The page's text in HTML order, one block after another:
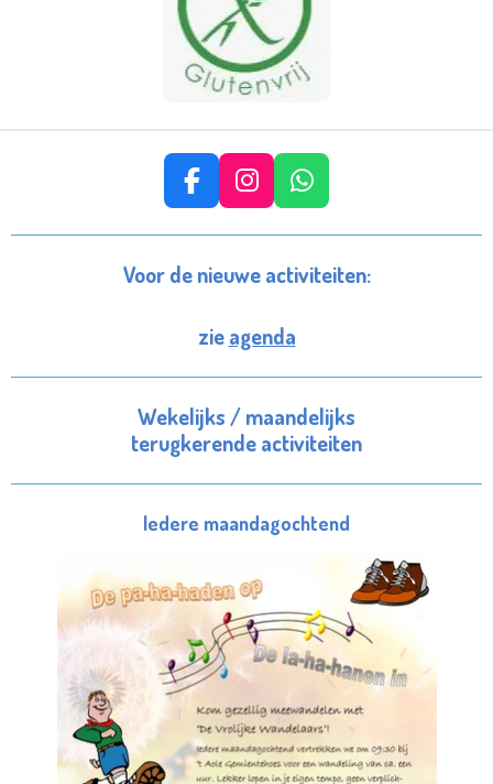
F
C
E
O
K
I
S
T
R
A
W
A
T
P
Voor de nieuwe activiteiten:
zie agenda
Wekelijks / maandelijks
terugkerende activiteiten
Iedere maandagochtend